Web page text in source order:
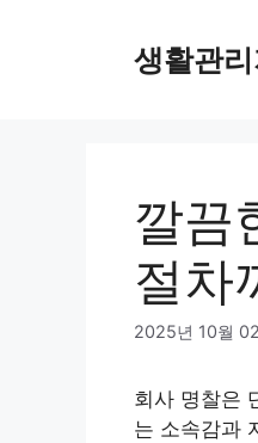
생활관
깔끔
절차
2025년 10월
회사 명찰은
는 소속감과